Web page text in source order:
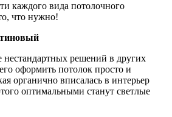
каждого вида потолочного
что нужно!
нестандартных решений в других
оформить потолок просто и
органично вписалась в интерьер
оптимальными станут светлые